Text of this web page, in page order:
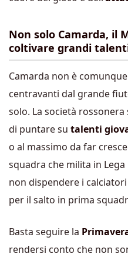
Non solo Camarda, il
coltivare grandi
Camarda non è
centravanti dal grande
solo. La società
di puntare su talenti
o al massimo da far
squadra che milita in
non dispendere i
per il salto in prima
Basta seguire la
rendersi conto che non